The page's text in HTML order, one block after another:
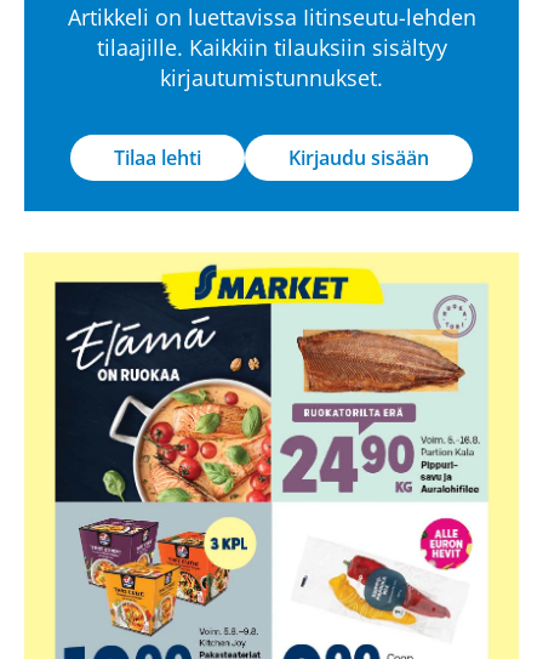
Artikkeli on luettavissa Iitinseutu-lehden
tilaajille. Kaikkiin tilauksiin sisältyy
kirjautumistunnukset.
Tilaa lehti Kirjaudu sisään